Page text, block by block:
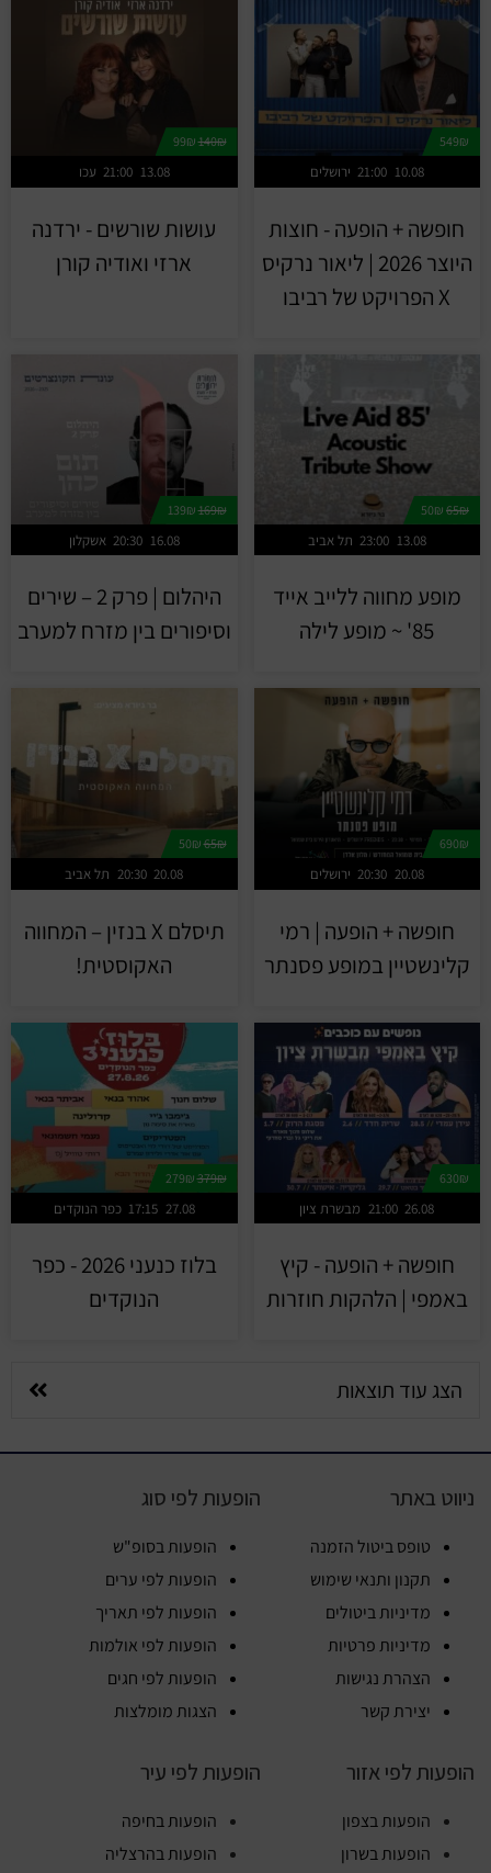
549₪
ירושלים 21:00 10.08
חופשה + הופעה - חוצות
היוצר 2026 | ליאור נרקיס
X הפרויקט של רביבו
140₪
99₪
עכו 21:00 13.08
עושות שורשים - ירדנה
ארזי ואודיה קורן
65₪
תל אביב 23:00 13.08
מופע מחווה ללייב אייד
85' ~ מופע לילה
169₪
139₪
אשקלון 20:30 16.08
היהלום | פרק 2 – שירים
וסיפורים בין מזרח למערב
690₪
ירושלים 20:30 20.08
חופשה + הופעה | רמי
קלינשטיין במופע פסנתר
65₪
50₪
תל אביב 20:30 20.08
תיסלם X בנזין – המחווה
האקוסטית!
630₪
מבשרת ציון 21:00 26.08
חופשה + הופעה - קיץ
באמפי | הלהקות חוזרות
379₪
279₪
כפר הנוקדים 17:15 27.08
בלוז כנעני 2026 - כפר
הנוקדים
הצג עוד תוצאות
ניווט באתר
טופס ביטול הזמנה
תקנון ותנאי שימוש
מדיניות ביטולים
מדיניות פרטיות
הצהרת נגישות
יצירת קשר
הופעות לפי סוג
הופעות בסופ"ש
הופעות לפי ערים
הופעות לפי תאריך
הופעות לפי אולמות
הופעות לפי חגים
הצגות מומלצות
הופעות לפי אזור
הופעות בצפון
הופעות בשרון
הופעות לפי עיר
הופעות בחיפה
הופעות בהרצליה